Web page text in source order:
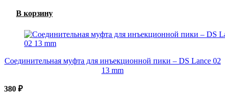
В корзину
Соединительная муфта для инъекционной пики – DS Lance 02
13 mm
380 ₽